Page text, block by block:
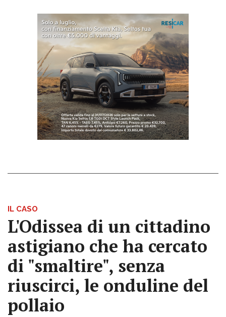
IL CASO
L'Odissea di un cittadino
astigiano che ha cercato
di "smaltire", senza
riuscirci, le onduline del
pollaio